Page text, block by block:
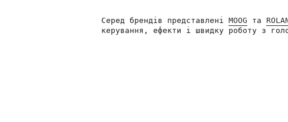
Серед брендів представлені MOOG та
керування, ефекти і швидку роботу з